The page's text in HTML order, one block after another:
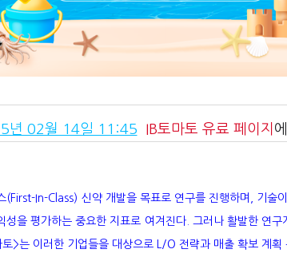
년 02월 14일 11:45 IB토마토 유료 페이지
(First-In-Class) 신약 개발을 목표로 연구를 진행하며, 기술
성을 평가하는 중요한 지표로 여겨진다. 그러나 활발한 연
>는 이러한 기업들을 대상으로 L/O 전략과 매출 확보 계